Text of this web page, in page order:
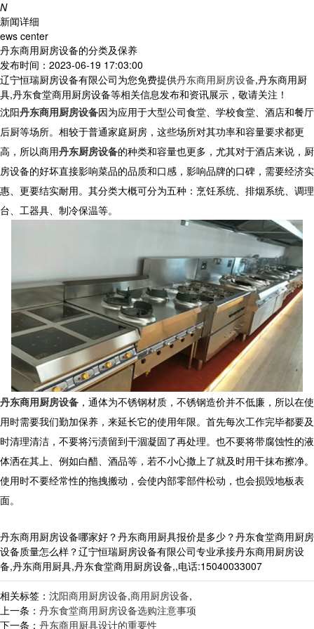
N
新闻详细
ews center
丹东商用厨房设备的分类及保养
发布时间：2023-06-19 17:03:00
辽宁恒瑞厨房设备有限公司为您免费提供丹东商用厨房设备,丹东商用厨
具,丹东食堂商用厨房设备等相关信息发布和资讯展示，敬请关注！
沈阳丹东商用厨房设备因为应用于大型公司食堂、学校食堂、酒店和餐厅
后厨等场所。相较于普通家庭厨房，这些场所对其功率和容量要求都更
高，所以商用丹东厨房设备的种类和容量也更多，尤其对于酒店来说，厨
房设备的好坏直接影响菜品的品质和口感，影响品牌的口碑，需要经济实
惠、更要结实耐用。其分类大概可分为五种：烹饪系统、排烟系统、调理
台、工器具、制冷保温等。
丹东商用厨房设备 ，通体为不锈钢材质，不锈钢造价并不低廉，所以在使
用时需要我们勤加保养，来延长它的使用年限。首先每次工作完毕都要及
时清理清洁，不要将污渍留到干涸凝固了再处理。也不要将带腐蚀性的液
体洒在其上、例如白醋、酒品等，若不小心撒上了就及时用干抹布擦净。
使用时不要经常性的拖拽搬动，会使内部零部件松动，也会损毁地板表
面。
丹东商用厨房设备哪家好？丹东商用厨具报价是多少？丹东食堂商用厨房
设备质量怎么样？辽宁恒瑞厨房设备有限公司专业承接丹东商用厨房设
备,丹东商用厨具,丹东食堂商用厨房设备,,电话:15040033007
相关标签： 沈阳商用厨房设备,商用厨房设备,
上一条： 丹东食堂商用厨房设备选购注意事项
下一条： 丹东商用厨具设计的重要性